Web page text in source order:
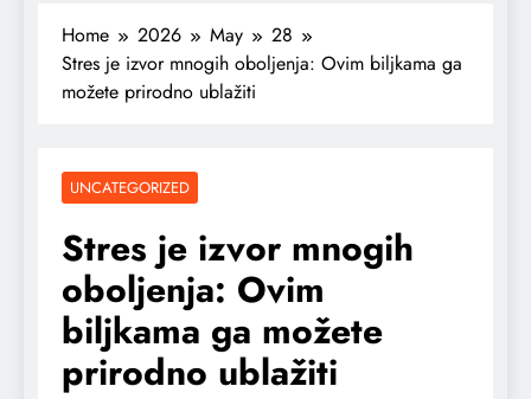
Home 2026 May
28
Stres je izvor mnogih oboljenja: Ovim biljkama ga
možete prirodno ublažiti
UNCATEGORIZED
Stres je izvor mnogih
oboljenja: Ovim
biljkama ga možete
prirodno ublažiti